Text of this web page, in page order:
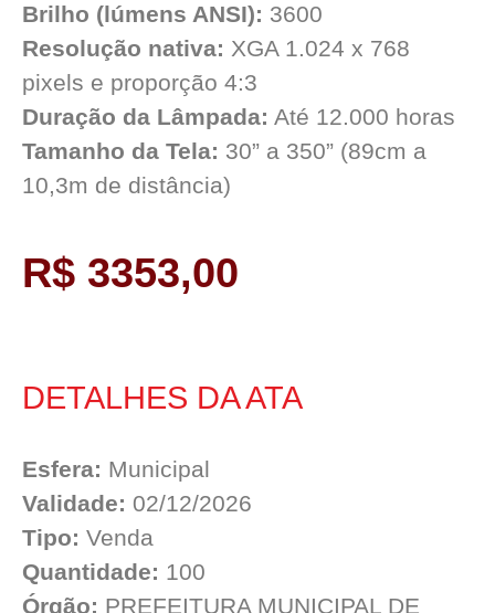
Brilho (lúmens ANSI): 3600
Resolução nativa: XGA 1.024 x 768
pixels e proporção 4:3
Duração da Lâmpada: Até 12.000 horas
Tamanho da Tela: 30” a 350” (89cm a
10,3m de distância)
R$ 3353,00
DETALHES DA ATA
Esfera: Municipal
Validade: 02/12/2026
Tipo: Venda
Quantidade: 100
Órgão: PREFEITURA MUNICIPAL DE